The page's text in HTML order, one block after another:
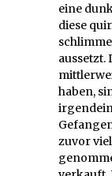
eine
diese
aussetzt.
haben,
zuvor